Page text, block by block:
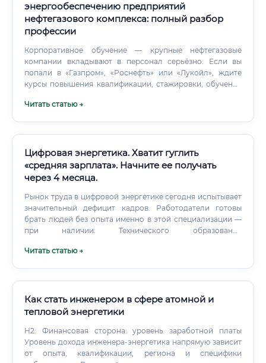
энергообеспечению предприятий
нефтегазового комплекса: полный разбор
профессии
Корпоративное обучение — крупные нефтегазовые
компании вкладывают в персонал серьёзно. Если вы
попали в «Газпром», «Роснефть» или «Лукойл», ждите
курсы повышения квалификации, стажировки, обучение
Читать статью →
Цифровая энергетика. Хватит гуглить
«средняя зарплата». Начните ее получать
через 4 месяца.
Рынок труда в цифровой энергетике сегодня испытывает
значительный дефицит кадров. Работодатели готовы
брать людей без опыта именно в этой специализации —
при наличии: Технического образования
Базовых навыков работы с программируемыми
проекты) ⚠️ Полный гуманитарий без какой-либо
технической базы войдёт в профессию значительно
Читать статью →
Как стать инженером в сфере атомной и
тепловой энергетики
H2: Финансовая сторона: уровень заработной платы
Уровень дохода инженера-энергетика напрямую зависит
от опыта, квалификации, региона и специфики